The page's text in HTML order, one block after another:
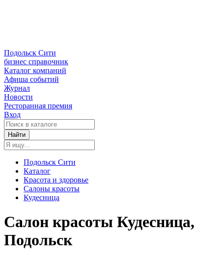
Подольск Сити
бизнес справочник
Каталог компаний
Афиша событий
Журнал
Новости
Ресторанная премия
Вход
Найти
Подольск Сити
Каталог
Красота и здоровье
Салоны красоты
Кудесница
Салон красоты Кудесница,
Подольск